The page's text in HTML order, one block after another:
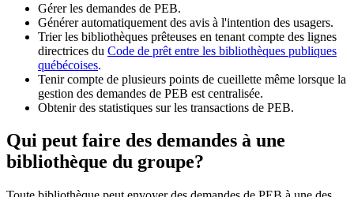
Gérer les demandes de PEB.
Générer automatiquement des avis à l'intention des usagers.
Trier les bibliothèques prêteuses en tenant compte des lignes
directrices du Code de prêt entre les bibliothèques publiques
québécoises.
Tenir compte de plusieurs points de cueillette même lorsque la
gestion des demandes de PEB est centralisée.
Obtenir des statistiques sur les transactions de PEB.
Qui peut faire des demandes à une
bibliothèque du groupe?